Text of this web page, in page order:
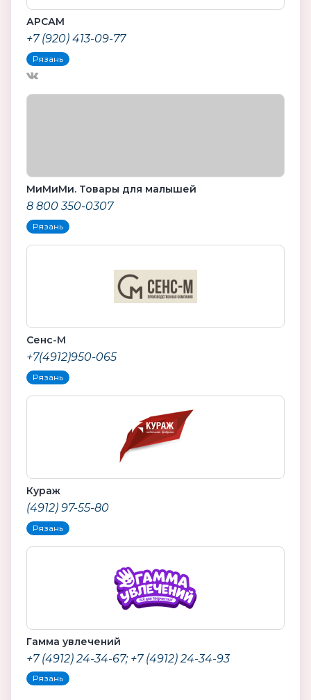
АРСАМ
+7 (920) 413-09-77
Рязань
МиМиМи. Товары для малышей
8 800 350-0307
Рязань
Сенс-М
+7(4912)950-065
Рязань
Кураж
(4912) 97-55-80
Рязань
Гамма увлечений
+7 (4912) 24-34-67; +7 (4912) 24-34-93
Рязань